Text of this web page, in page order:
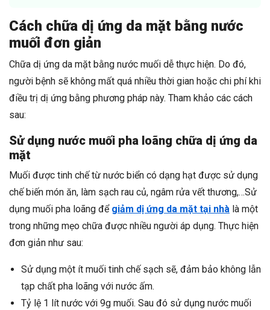
Cách chữa dị ứng da mặt bằng nước
muối đơn giản
Chữa dị ứng da mặt bằng nước muối dễ thực hiện. Do đó,
người bệnh sẽ không mất quá nhiều thời gian hoặc chi phí khi
điều trị dị ứng bằng phương pháp này. Tham khảo các cách
sau:
Sử dụng nước muối pha loãng chữa dị ứng da
mặt
Muối được tinh chế từ nước biển có dạng hạt được sử dụng
chế biến món ăn, làm sạch rau củ, ngâm rửa vết thương,…Sử
dụng muối pha loãng để giảm dị ứng da mặt tại nhà là một
trong những mẹo chữa được nhiều người áp dụng. Thực hiện
đơn giản như sau:
Sử dụng một ít muối tinh chế sạch sẽ, đảm bảo không lẫn
tạp chất pha loãng với nước ấm.
Tỷ lệ 1 lít nước với 9g muối. Sau đó sử dụng nước muối